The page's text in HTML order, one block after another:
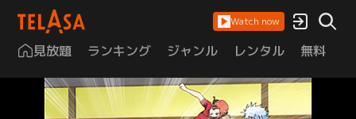
Watch now
見放題 ランキング ジャンル レンタル 無料